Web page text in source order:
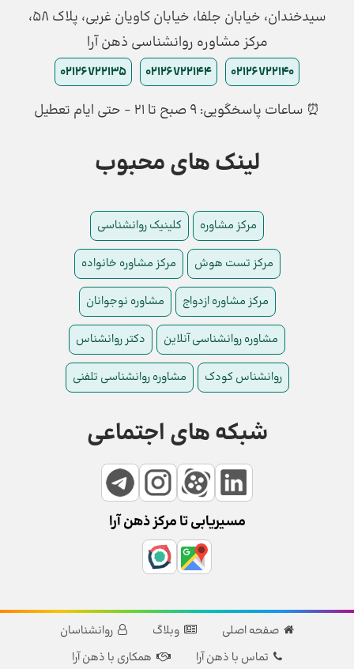
سیدخندان، خیابان جلفا، خیابان کاویان غربی، پلاک 58،
مرکز مشاوره روانشناسی ذهن آرا
02126722140
02126722144
02126722135
⏰ ساعات پاسخگویی: ۹ صبح تا ۲۱ - حتی ایام تعطیل
لینک های محبوب
مرکز مشاوره کلینیک روانشناسی
مرکز تست هوش مرکز مشاوره خانواده
مرکز مشاوره ازدواج مشاوره نوجوانان
مشاوره روانشناسی آنلاین دکتر روانشناس
روانشناس کودک مشاوره روانشناسی تلفنی
شبکه های اجتماعی
مسیریابی تا مرکز ذهن آرا
صفحه اصلی وبلاگ
روانشناسان
تماس با ذهن آرا
همکاری با ذهن آرا